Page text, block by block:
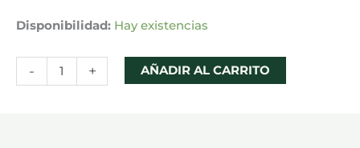
Disponibilidad: Hay existencias
-
AROMA
DRINK
ICE
+ AÑADIR AL CARRITO